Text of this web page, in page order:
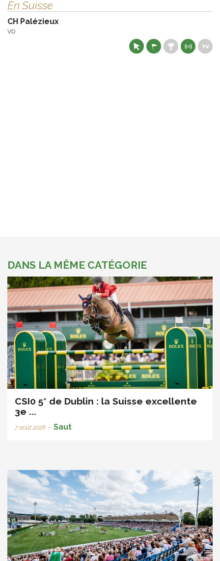
En Suisse
CH Palézieux
VD
DANS LA MÊME CATÉGORIE
CSI0 5* de Dublin : la Suisse excellente
3e ...
7 août 2026 • Saut